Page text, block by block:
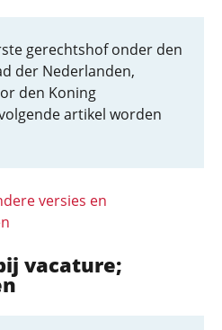
gerechtshof onder den
der Nederlanden,
den Koning
artikel worden
versies en
vacature;